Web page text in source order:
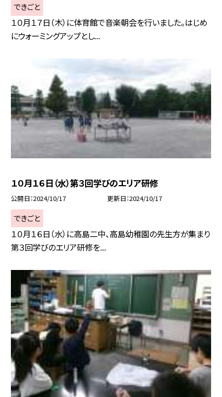
できごと
１０月１７日（木）に体育館で音楽朝会を行いました。はじめ
にウォーミングアップとし...
１０月１６日（水）第３回学びのエリア研修
公開日 2024/10/17 更新日 2024/10/17
できごと
１０月１６日（水）に高島二中、高島幼稚園の先生方が集まり
第３回学びのエリア研修を...